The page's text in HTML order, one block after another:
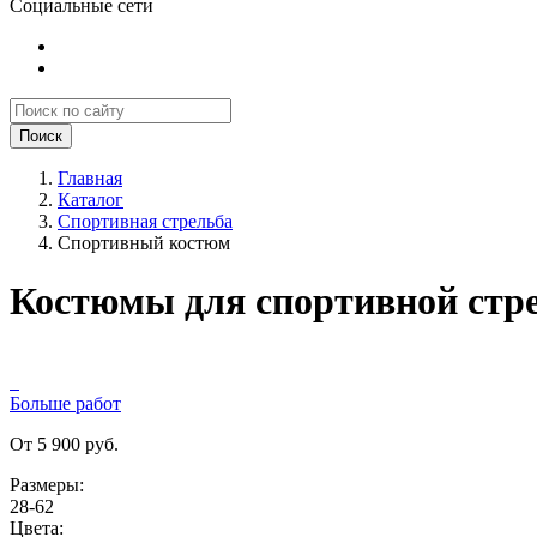
Социальные сети
Поиск
Главная
Каталог
Спортивная стрельба
Спортивный костюм
Костюмы для спортивной
Больше работ
От 5 900 руб.
Размеры:
28-62
Цвета: